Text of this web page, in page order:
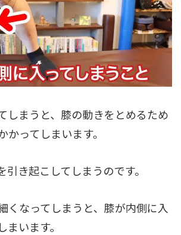
しまうと、膝の動きをとめるため
かってしまいます。
引き起こしてしまうのです。
くなってしまうと、膝が内側に入
まいます。